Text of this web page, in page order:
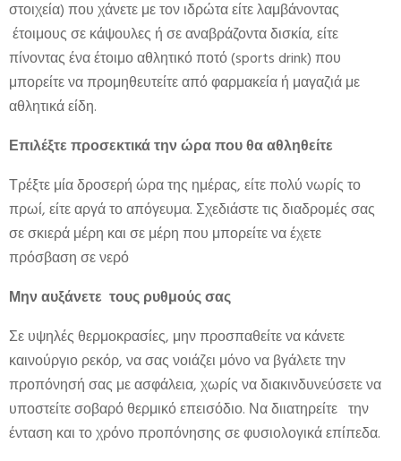
στοιχεία) που χάνετε με τον ιδρώτα είτε λαμβάνοντας
έτοιμους σε κάψουλες ή σε αναβράζοντα δισκία, είτε
πίνοντας ένα έτοιμο αθλητικό ποτό (sports drink) που
μπορείτε να προμηθευτείτε από φαρμακεία ή μαγαζιά με
αθλητικά είδη.
Επιλέξτε προσεκτικά τηνώραπου θα αθληθείτε
Τρέξτε μία δροσερή ώρα της ημέρας, είτε πολύ νωρίς το
πρωί, είτε αργά το απόγευμα. Σχεδιάστε τις διαδρομές σας
σε σκιερά μέρη και σε μέρη που μπορείτε να έχετε
πρόσβαση σε νερό
Μην αυξάνετε τους ρυθμούς σας
Σε υψηλές θερμοκρασίες, μην προσπαθείτε να κάνετε
καινούργιο ρεκόρ, να σας νοιάζει μόνο να βγάλετε την
προπόνησή σας με ασφάλεια, χωρίς να διακινδυνεύσετε να
υποστείτε σοβαρό θερμικό επεισόδιο. Να διιατηρείτε την
ένταση και το χρόνο προπόνησης σε φυσιολογικά επίπεδα.